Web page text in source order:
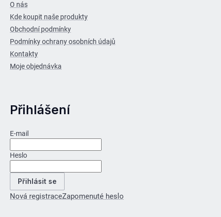
O nás
Kde koupit naše produkty
Obchodní podmínky
Podmínky ochrany osobních údajů
Kontakty
Moje objednávka
Přihlášení
E-mail
Heslo
Přihlásit se
Nová registraceZapomenuté heslo